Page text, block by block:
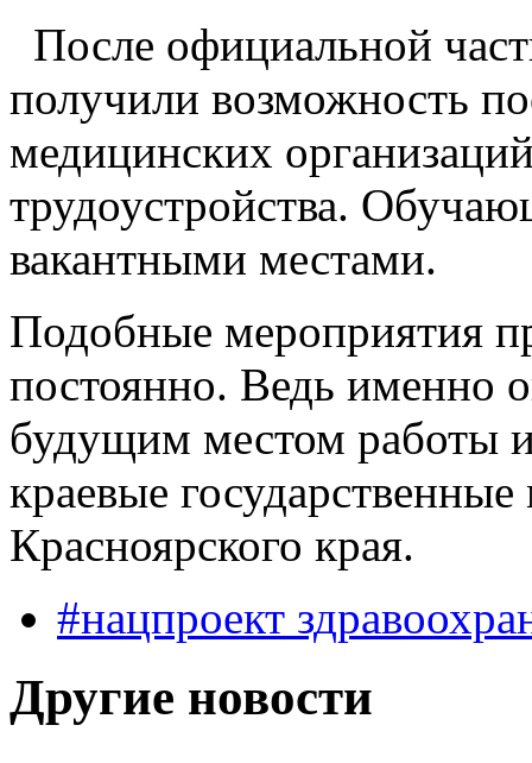
После официальной
получили возможность
медицинских
трудоустройства.
вакантными местами.
Подобные мероприятия
постоянно. Ведь именно
будущим местом работы
краевые
Красноярского края.
#нацпроект
Другие новости